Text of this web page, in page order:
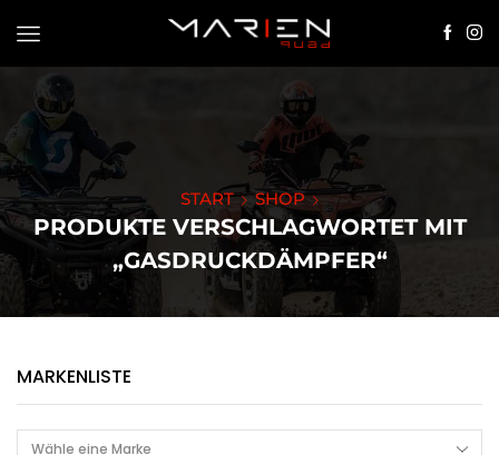
START SHOP
PRODUKTE VERSCHLAGWORTET MIT
„GASDRUCKDÄMPFER“
MARKENLISTE